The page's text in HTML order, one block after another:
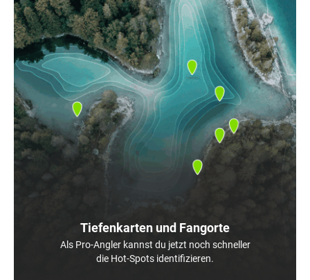
Tiefenkarten und Fangorte
Als Pro-Angler kannst du jetzt noch schneller
die Hot-Spots identifizieren.